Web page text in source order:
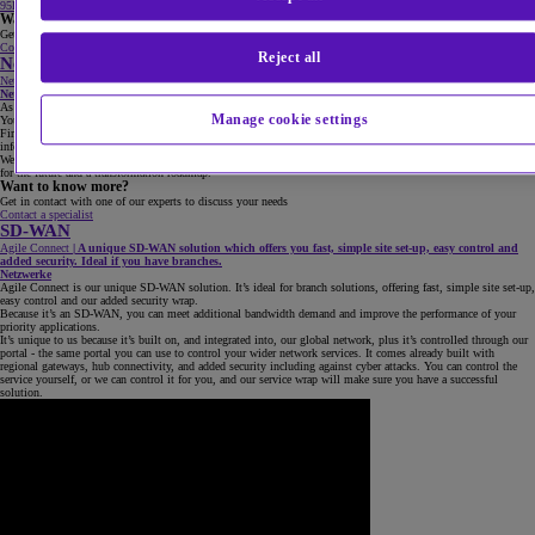
95KB | PDF
Want to know more?
Get in contact with one of our experts to discuss your needs
Contact a specialist
Network consulting
Network consulting|Consulting expertise to lead you on your journey to dynamic network services.
Netzwerke
As a digital business, your network needs the right technology to enable it to be flexible, secure and agile.
You also need to integrate the old with the new, all while controlling spend. We can help you achieve this.
First we define your desired business outcomes and uncover the true state of your IT infrastructure to make
informed decisions, based on fact.
We can then help you understand the benefits of a future networking strategy so that together we create a vision
for the future and a transformation roadmap.
Want to know more?
Get in contact with one of our experts to discuss your needs
Contact a specialist
SD-WAN
Agile Connect | A unique SD-WAN solution which offers you fast, simple site set-up, easy control and
added security. Ideal if you have branches.
Netzwerke
Agile Connect is our unique SD-WAN solution. It’s ideal for branch solutions, offering fast, simple site set-up,
easy control and our added security wrap.
Because it’s an SD-WAN, you can meet additional bandwidth demand and improve the performance of your
priority applications.
It’s unique to us because it’s built on, and integrated into, our global network, plus it’s controlled through our
portal - the same portal you can use to control your wider network services. It comes already built with
regional gateways, hub connectivity, and added security including against cyber attacks. You can control the
service yourself, or we can control it for you, and our service wrap will make sure you have a successful
solution.
Manage cookie settings
Reject all